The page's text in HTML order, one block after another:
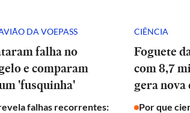
DA VOEPASS
falha no
e comparam
'fusquinha'
falhas recorrentes:
CIÊNCIA
Foguete
com 8,7
gera
Por que